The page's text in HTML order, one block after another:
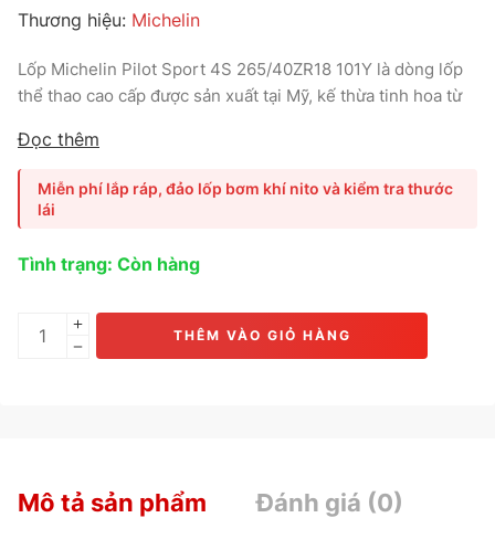
Thương hiệu: Michelin
Lốp Michelin Pilot Sport 4S 265/40ZR18 101Y là dòng lốp
thể thao cao cấp được sản xuất tại Mỹ, kế thừa tinh hoa từ
Sản phẩm nổi bật với khả năng bám đường xuất sắc, phản
hồi lái chính xác và độ ổn định cao ở tốc độ lớn. Phù hợp
cho các dòng xe hiệu năng cao như BMW M3, Mercedes-
Benz C43 AMG, Audi S5 và Lexus RC350.
Đọc thêm
Miễn phí lắp ráp, đảo lốp bơm khí nito và kiểm tra thước
lái
Tình trạng: Còn hàng
THÊM VÀO GIỎ HÀNG
Mô tả sản phẩm Đánh giá (0)